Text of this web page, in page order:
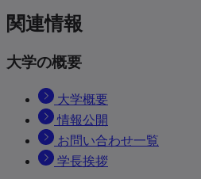
関連情報
大学の概要
大学概要
情報公開
お問い合わせ一覧
学長挨拶